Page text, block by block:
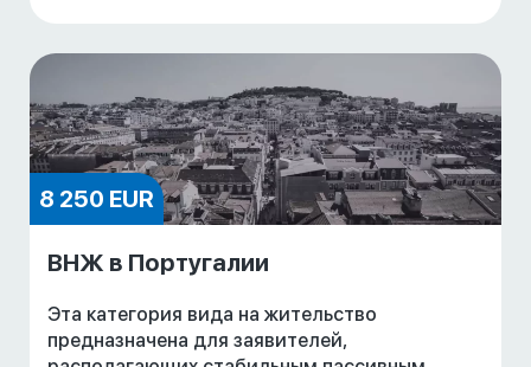
8 250 EUR
ВНЖ в Португалии
Эта категория вида на жительство
предназначена для заявителей,